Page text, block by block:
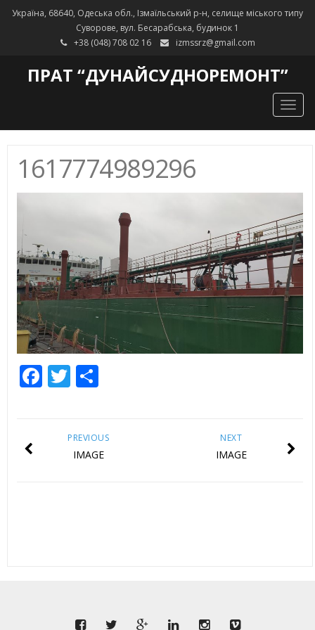
Україна, 68640, Одеська обл., Ізмаїльський р-н, селище міського типу
Суворове, вул. Бесарабська, будинок 1
+38 (048) 708 02 16
izmssrz@gmail.com
ПРАТ “ДУНАЙСУДНОРЕМОНТ”
1617774989296
Facebook
Twitter
Share
NEXT
IMAGE
PREVIOUS
IMAGE